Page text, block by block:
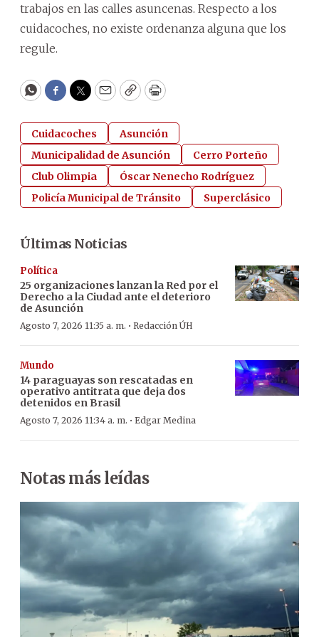
trabajos en las calles asuncenas. Respecto a los
cuidacoches, no existe ordenanza alguna que los
regule.
WhatsApp
Facebook
Twitter
EmailCopyPrint
Cuidacoches
Asunción
Municipalidad de Asunción
Cerro Porteño
Club Olimpia
Óscar Nenecho Rodríguez
Policía Municipal de Tránsito
Superclásico
Últimas Noticias
Política
25 organizaciones lanzan la Red por el
Derecho a la Ciudad ante el deterioro
de Asunción
Agosto 7, 2026 11:35 a. m. · Redacción ÚH
Mundo
14 paraguayas son rescatadas en
operativo antitrata que deja dos
detenidos en Brasil
Agosto 7, 2026 11:34 a. m. · Edgar Medina
Notas más leídas